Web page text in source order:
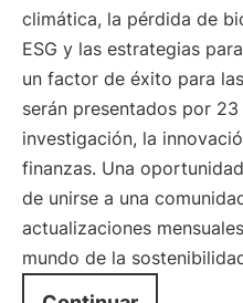
climática, la pérdida de
ESG y las estrategias
un factor de éxito para
serán presentados por
investigación, la
finanzas. Una
de unirse a una
actualizaciones
mundo de la